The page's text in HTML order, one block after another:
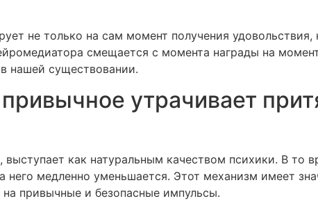
не только на сам момент получения
смещается с момента награды на
нашей существовании.
утрачивает
выступает как натуральным качеством психики. В то
него медленно уменьшается. Этот механизм имеет
привычные и безопасные импульсы.